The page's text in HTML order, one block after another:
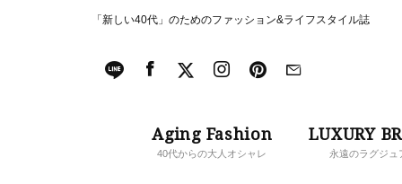
「新しい40代」のためのファッション&ライフスタイル誌
Aging Fashion
40代からの大人オシャレ
LUXURY
永遠のラグジュ